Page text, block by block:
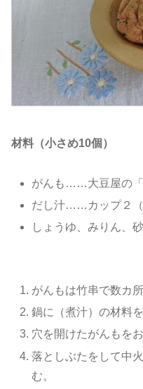
材料（小さめ10個）
がんも……大豆屋の「
だし汁……カップ２（
しょうゆ、みりん、
がんもは竹串で数カ
鍋に（煮汁）の材料
穴を開けたがんもを
落としぶたをして中
む。